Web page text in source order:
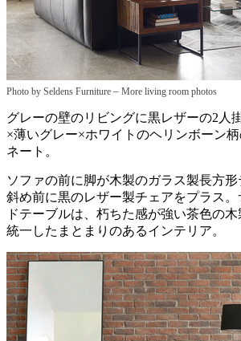
Photo by Seldens Furniture – More living room photos
グレーの壁のリビングに黒レザーの2人
×薄いグレー×ホワイトのヘリンボーン
ネート。
ソファの前に脚が木製のガラス製長方
斜め前に黒のレザー製チェアをプラス。
ドテーブルは、朽ちた感が強い茶色の
統一したまとまりのあるインテリア。